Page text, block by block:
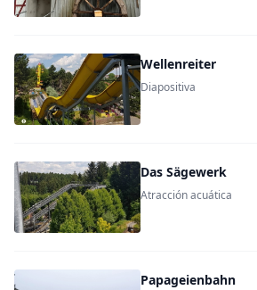
Wellenreiter
Diapositiva
Das Sägewerk
Atracción acuática
Papageienbahn